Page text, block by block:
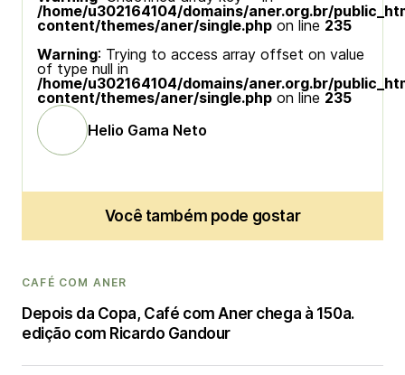
/home/u302164104/domains/aner.org.br/
content/themes/aner/single.php on line 235
Warning: Trying to access array offset on value
of type null in
/home/u302164104/domains/aner.org.br/
content/themes/aner/single.php on line 235
Helio Gama Neto
Você também pode gostar
CAFÉ COM ANER
Depois da Copa, Café com Aner chega à 150a.
edição com Ricardo Gandour